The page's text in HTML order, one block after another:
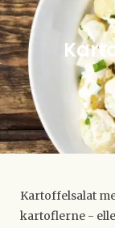
Kartoffelsalat
kartoflerne -